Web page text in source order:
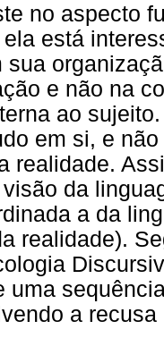
no aspecto
está
sua
e não na
ao
em si, e
realidade.
da
a da
realidade).
uma
a